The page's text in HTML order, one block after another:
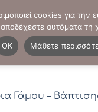
ΠΑΡΑΓΓΕΛΙΕΣ:cookies για την
αυτόματα τη
OK
Μάθετε